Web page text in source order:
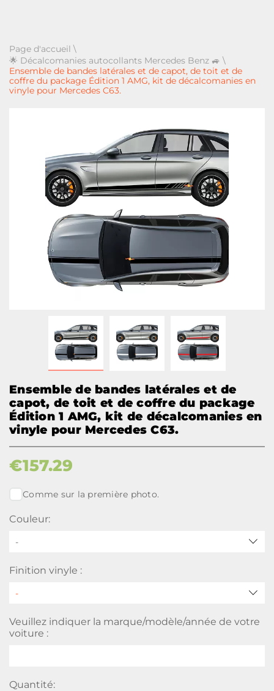
Page d'accueil \
🌟 Décalcomanies autocollants Mercedes Benz 🚙 \
Ensemble de bandes latérales et de capot, de toit et de
coffre du package Édition 1 AMG, kit de décalcomanies en
vinyle pour Mercedes C63.
Ensemble de bandes latérales et de
capot, de toit et de coffre du package
Édition 1 AMG, kit de décalcomanies en
vinyle pour Mercedes C63.
€157.29
Comme sur la première photo.
Couleur:
-
Finition vinyle :
Veuillez indiquer la marque/modèle/année de votre
voiture :
Quantité: